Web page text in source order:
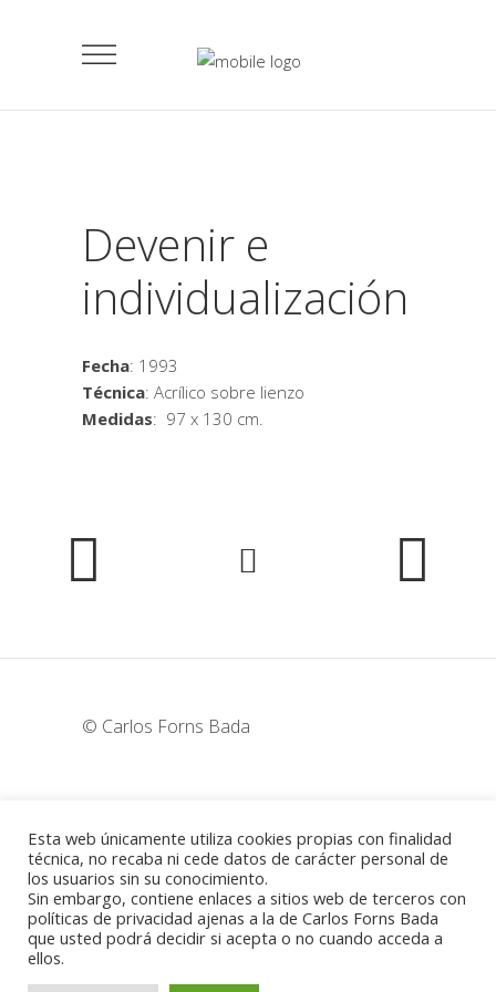
Devenir e
individualización
Fecha: 1993
Técnica: Acrílico sobre lienzo
Medidas: 97 x 130 cm.
© Carlos Forns Bada
Madrid - España
Esta web únicamente utiliza cookies propias con finalidad
técnica, no recaba ni cede datos de carácter personal de
los usuarios sin su conocimiento.
Sin embargo, contiene enlaces a sitios web de terceros con
políticas de privacidad ajenas a la de Carlos Forns Bada
que usted podrá decidir si acepta o no cuando acceda a
ellos.